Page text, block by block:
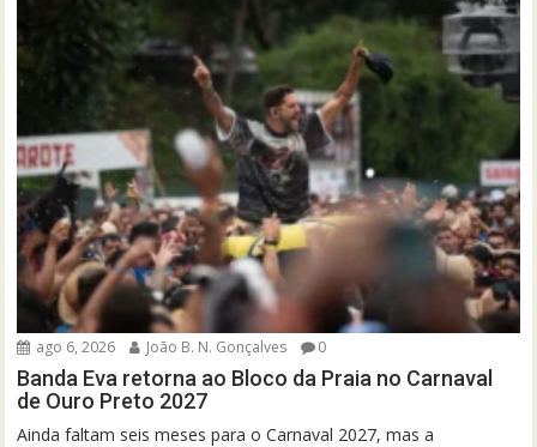
ago 6, 2026 João B. N. Gonçalves 0
Banda Eva retorna ao Bloco da Praia no Carnaval
de Ouro Preto 2027
Ainda faltam seis meses para o Carnaval 2027, mas a